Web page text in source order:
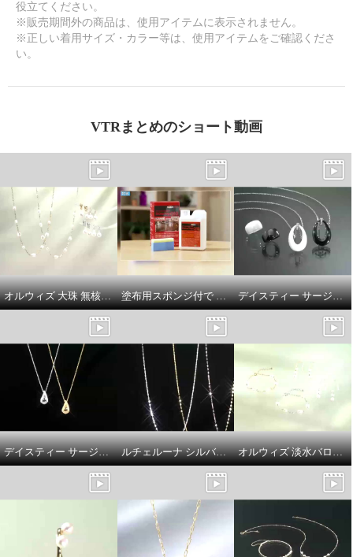
リノン サージカルステンレス ダ
イヤモンド キルティングデザイ
ン ペンダント
リノン サージカルステンレス ダ
イヤモンド キルティングデザイ
ン フルリング
１１号
役立てください。
※販売期間外の商品は、使用アイテムに表示されません。
※正しい着用サイズ・カラー等は、使用アイテムをご確認くださ
い。
VTRまとめのショート動画
オルウィズ 大珠 無核淡水バロックパール ステーションネックレス／イヤリング／ピアス 塗布用スポンジ付で サッと塗り伸ばし 乾かすだけ簡単！ 輝きが戻るフロアワックス シャイントップＱ１０ ＜１リットル＞ デイスティー サージカルステンレス チェーン＆ＣＺ セラミックペンダント／セラミック 幅広リング
デイスティー サージカルステンレス ドロップシェイプ ネックレス ルチェルーナ シルバー ペタルチェーン ネックレス オルウィズ 淡水バロックパール ステーションブレスレット／ピアス